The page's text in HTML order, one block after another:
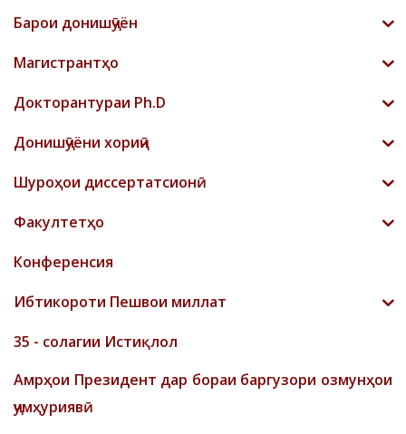
Барои донишҷӯён
Магистрантҳо
Докторантураи Ph.D
Донишҷӯёни хориҷӣ
Шyроҳои диссертатсионӣ
Факултетҳо
Конференсия
Ибтикороти Пешвои миллат
35 - солагии Истиқлол
Амрҳои Президент дар бораи баргузори озмунҳои
ҷумҳуриявӣ